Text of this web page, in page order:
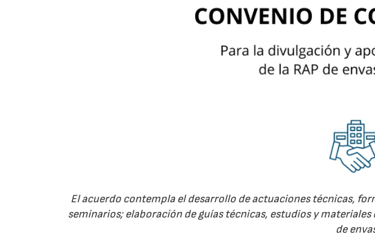
El acuerdo contempla el desarrollo de actuaciones técnicas,
seminarios; elaboración de guías técnicas, estudios y
de